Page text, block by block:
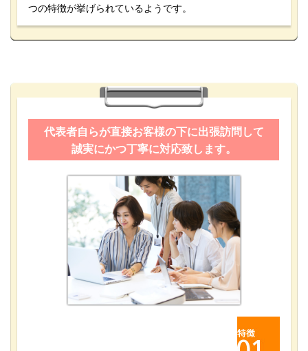
つの特徴が挙げられているようです。
代表者自らが直接お客様の下に出張訪問して
誠実にかつ丁寧に対応致します。